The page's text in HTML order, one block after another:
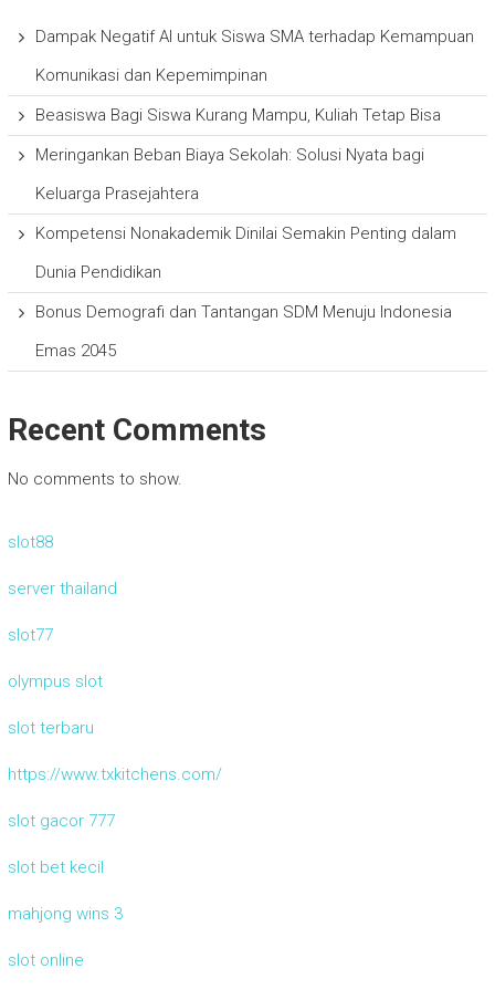
Dampak Negatif AI untuk Siswa SMA terhadap Kemampuan
Komunikasi dan Kepemimpinan
Beasiswa Bagi Siswa Kurang Mampu, Kuliah Tetap Bisa
Meringankan Beban Biaya Sekolah: Solusi Nyata bagi
Keluarga Prasejahtera
Kompetensi Nonakademik Dinilai Semakin Penting dalam
Dunia Pendidikan
Bonus Demografi dan Tantangan SDM Menuju Indonesia
Emas 2045
Recent Comments
No comments to show.
slot88
server thailand
slot77
olympus slot
slot terbaru
https://www.txkitchens.com/
slot gacor 777
slot bet kecil
mahjong wins 3
slot online